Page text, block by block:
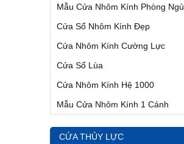
Mẫu Cửa Nhôm Kính Phòng Ngủ
Cửa Sổ Nhôm Kính Đẹp
Cửa Nhôm Kính Cường Lực
Cửa Sổ Lùa
Cửa Nhôm Kính Hệ 1000
Mẫu Cửa Nhôm Kính 1 Cánh
CỬA THỦY LỰC